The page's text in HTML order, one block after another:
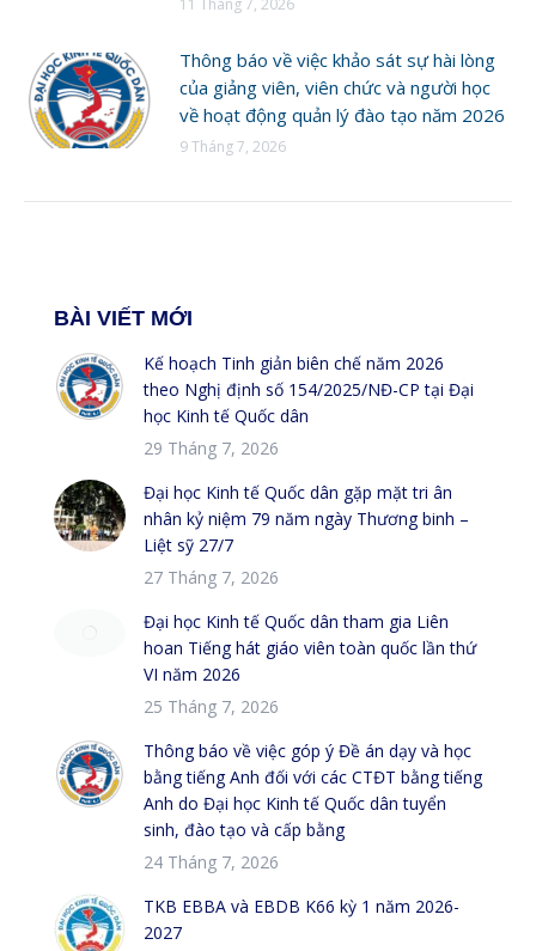
Thông báo về việc khảo sát sự hài lòng
của giảng viên, viên chức và người học
về hoạt động quản lý đào tạo năm 2026
9 Tháng 7, 2026
BÀI VIẾT MỚI
Kế hoạch Tinh giản biên chế năm 2026
theo Nghị định số 154/2025/NĐ-CP tại Đại
học Kinh tế Quốc dân
29 Tháng 7, 2026
Đại học Kinh tế Quốc dân gặp mặt tri ân
nhân kỷ niệm 79 năm ngày Thương binh –
Liệt sỹ 27/7
27 Tháng 7, 2026
Đại học Kinh tế Quốc dân tham gia Liên
hoan Tiếng hát giáo viên toàn quốc lần thứ
VI năm 2026
25 Tháng 7, 2026
Thông báo về việc góp ý Đề án dạy và học
bằng tiếng Anh đối với các CTĐT bằng tiếng
Anh do Đại học Kinh tế Quốc dân tuyển
sinh, đào tạo và cấp bằng
24 Tháng 7, 2026
TKB EBBA và EBDB K66 kỳ 1 năm 2026-
2027